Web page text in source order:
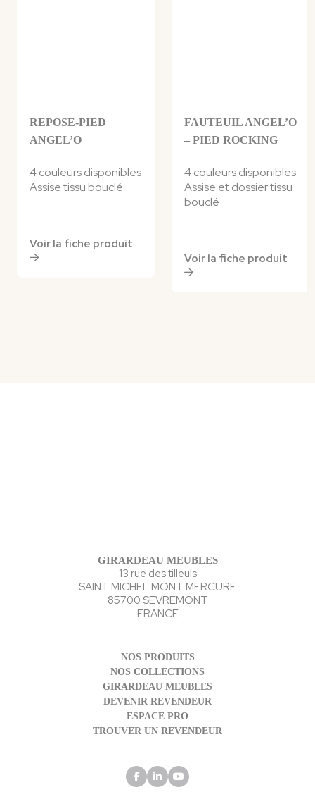
REPOSE-PIED
ANGEL’O
4 couleurs disponibles
Assise tissu bouclé
Voir la fiche produit
FAUTEUIL ANGEL’O
– PIED ROCKING
4 couleurs disponibles
Assise et dossier tissu
bouclé
Voir la fiche produit
GIRARDEAU MEUBLES
13 rue des tilleuls
SAINT MICHEL MONT MERCURE
85700 SEVREMONT
FRANCE
NOS PRODUITS
NOS COLLECTIONS
GIRARDEAU MEUBLES
DEVENIR REVENDEUR
ESPACE PRO
TROUVER UN REVENDEUR